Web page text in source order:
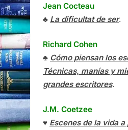
Jean Cocteau
♣ La dificultat de ser.
Richard Cohen
♣ Cómo piensan los
Técnicas, manías y
grandes escritores.
J.M. Coetzee
♥ Escenes de la vida